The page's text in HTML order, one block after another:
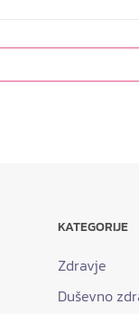
KATEGORIJE
Zdravje
Duševno